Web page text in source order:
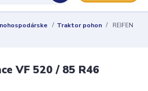
Traktor pohon
REIFEN
VF 520 / 85 R46